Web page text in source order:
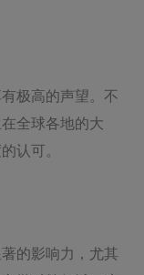
极高的声望。不
全球各地的大
认可。
的影响力，尤其